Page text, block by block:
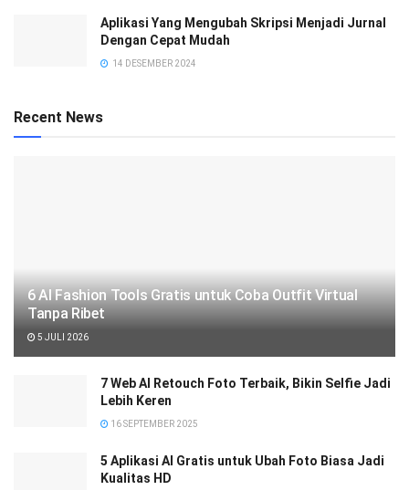
Aplikasi Yang Mengubah Skripsi Menjadi Jurnal
Dengan Cepat Mudah
14 DESEMBER 2024
Recent News
6 AI Fashion Tools Gratis untuk Coba Outfit Virtual
Tanpa Ribet
5 JULI 2026
7 Web AI Retouch Foto Terbaik, Bikin Selfie Jadi
Lebih Keren
16 SEPTEMBER 2025
5 Aplikasi AI Gratis untuk Ubah Foto Biasa Jadi
Kualitas HD